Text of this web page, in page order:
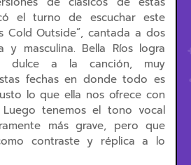
el turno de escuchar este
Cold Outside”, cantada a dos
y masculina. Bella Ríos logra
dulce a la canción, muy
fechas en donde todo es
lo que ella nos ofrece con
tenemos el tono vocal
más grave, pero que
contraste y réplica a lo